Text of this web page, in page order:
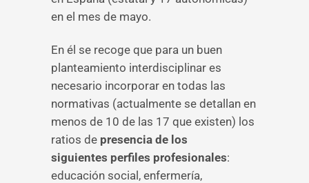
en el mes de mayo.
En él se recoge que para un buen
planteamiento interdisciplinar es
necesario incorporar en todas las
normativas (actualmente se detallan en
menos de 10 de las 17 que existen) los
ratios de presencia de los
siguientes perfiles profesionales:
educación social, enfermería,